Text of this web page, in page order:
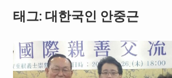
태그: 대한국인 안중근